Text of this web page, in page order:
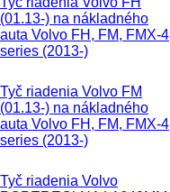
(01.13-) na nákladného
auta Volvo FH, FM, FMX-4
series (2013-)
Tyč riadenia Volvo FM
(01.13-) na nákladného
auta Volvo FH, FM, FMX-4
series (2013-)
Tyč riadenia Volvo